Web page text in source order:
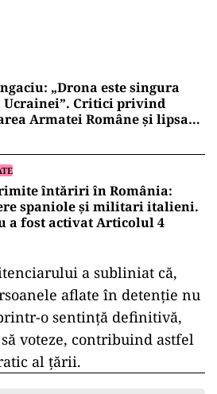
„Drona este singura
Ucrainei”. Critici privind
Armatei Române și lipsa
întăriri în România:
spaniole și militari italieni.
a fost activat Articolul 4
a subliniat că,
aflate în detenție nu
o sentință definitivă,
voteze, contribuind astfel
al țării.